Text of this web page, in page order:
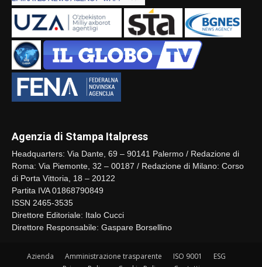
Agenzia di Stampa Italpress
Headquarters: Via Dante, 69 – 90141 Palermo / Redazione di
Roma: Via Piemonte, 32 – 00187 / Redazione di Milano: Corso
di Porta Vittoria, 18 – 20122
Partita IVA 01868790849
ISSN 2465-3535
Direttore Editoriale: Italo Cucci
Direttore Responsabile: Gaspare Borsellino
Azienda Amministrazione trasparente ISO 9001
ESG